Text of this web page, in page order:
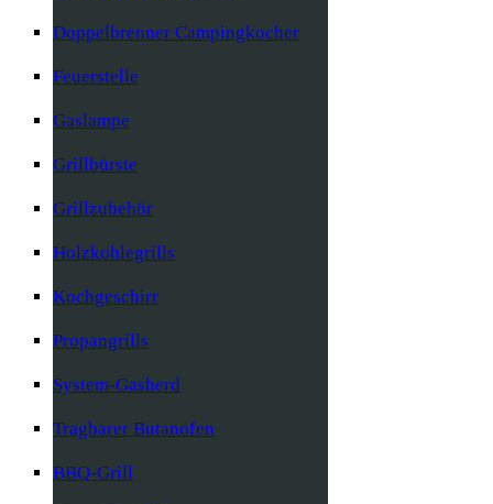
Doppelbrenner Campingkocher
Feuerstelle
Gaslampe
Grillbürste
Grillzubehör
Holzkohlegrills
Kochgeschirr
Propangrills
System-Gasherd
Tragbarer Butanofen
BBQ-Grill